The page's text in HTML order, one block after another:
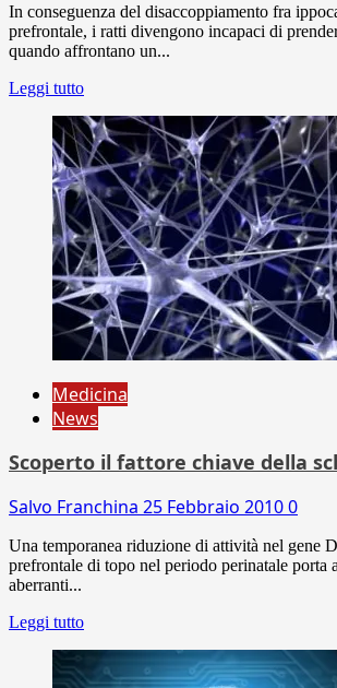
In conseguenza del disaccoppiamento fra
prefrontale, i ratti divengono incapaci di
quando affrontano un...
Leggi tutto
Medicina
News
Scoperto il fattore chiave della
Salvo Franchina 25 Febbraio 20100
Una temporanea riduzione di attività nel gene
prefrontale di topo nel periodo perinatale porta
aberranti...
Leggi tutto